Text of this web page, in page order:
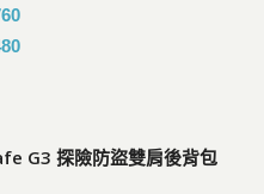
G3 探險防盜雙肩後背包